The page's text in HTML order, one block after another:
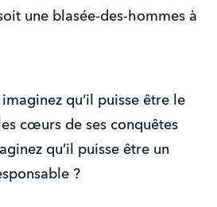
une blasée-des-hommes à
qu’il puisse être le
cœurs de ses conquêtes
qu’il puisse être un
?